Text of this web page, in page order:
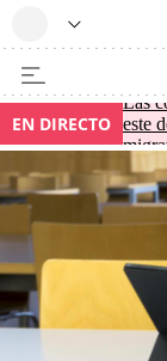
EN DIRECTO
Las
este